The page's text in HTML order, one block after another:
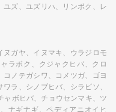
ユズ、ユズリハ、リンボク、レ
ヌガヤ、イヌマキ、ウラジロモ
ラボク、クジャクヒバ、クロ
ノテガシワ、コメツガ、ゴヨ
ラ、シノブヒバ、シラビソ、
ャボヒバ、チョウセンマキ、ツ
ナギナギ、ペディアニオイヒ